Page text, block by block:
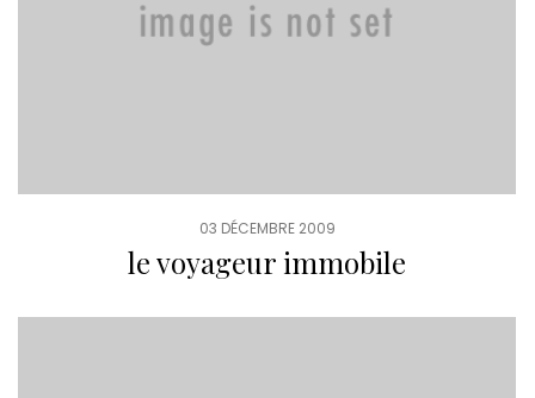
03 DÉCEMBRE 2009
le voyageur immobile